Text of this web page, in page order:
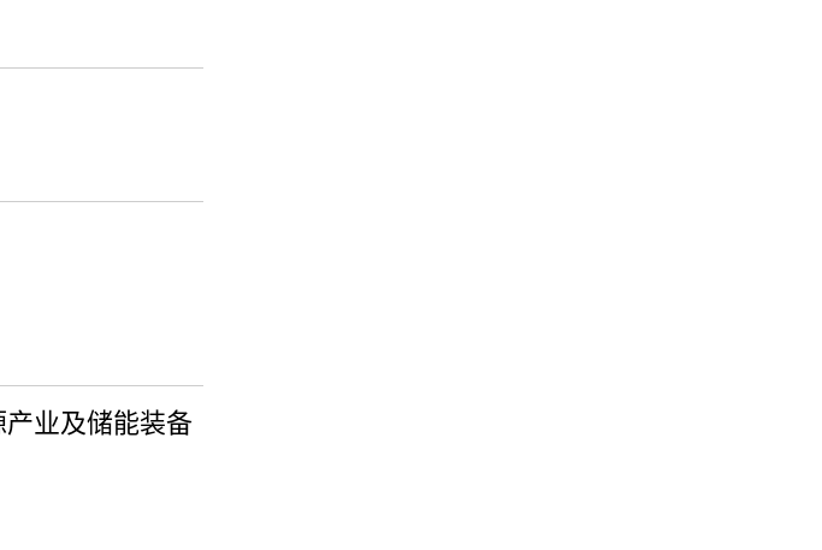
业及储能装备